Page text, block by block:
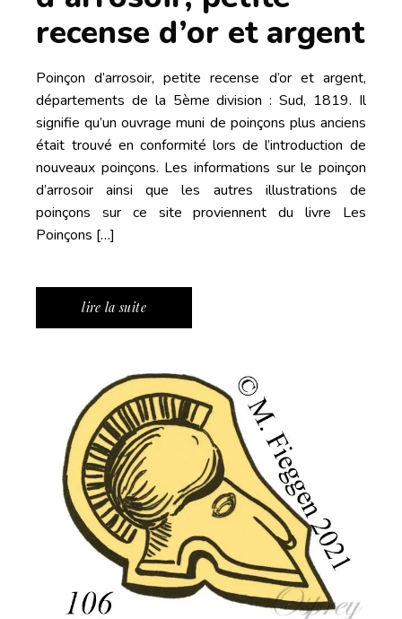
recense d’or et argent
Poinçon d’arrosoir, petite recense d’or et argent,
départements de la 5ème division : Sud, 1819. Il
signifie qu’un ouvrage muni de poinçons plus anciens
était trouvé en conformité lors de l’introduction de
nouveaux poinçons. Les informations sur le poinçon
d’arrosoir ainsi que les autres illustrations de
poinçons sur ce site proviennent du livre Les
Poinçons […]
lire la suite